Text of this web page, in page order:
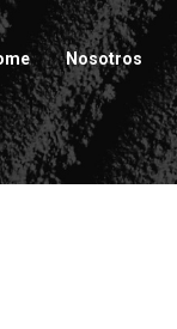
Nosotros